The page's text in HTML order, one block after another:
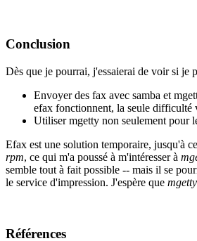
Conclusion
Dès que je pourrai, j'essaierai de voir si je
Envoyer des fax avec samba et
efax fonctionnent, la seule difficulté
Utiliser mgetty non seulement pour
Efax est une solution temporaire, jusqu'à
rpm, ce qui m'a poussé à m'intéresser à
semble tout à fait possible -- mais il se
le service d'impression. J'espère que mgetty
Références